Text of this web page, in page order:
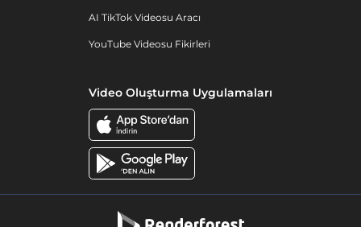
AI TikTok Videosu Aracı
YouTube Videosu Fikirleri
Video Oluşturma Uygulamaları